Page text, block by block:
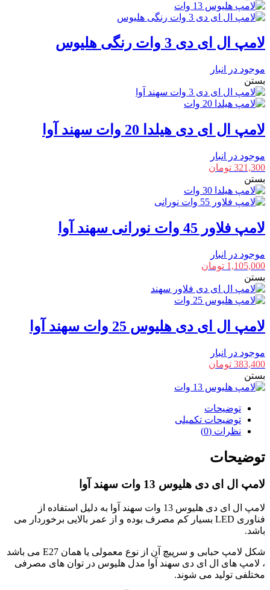
لامپ ال ای دی 3 وات رنگی هلیوس
موجود در انبار
بستن
لامپ ال ای دی هیلدا 20 وات سهند آوا
موجود در انبار
321,300 تومان
بستن
لامپ فلاور 45 وات نورانی سهند آوا
موجود در انبار
1,105,000 تومان
بستن
لامپ ال ای دی هلیوس 25 وات سهند آوا
موجود در انبار
383,400 تومان
بستن
توضیحات
توضیحات تکمیلی
نظرات (0)
توضیحات
لامپ ال ای دی هلیوس 13 وات سهند آوا
لامپ ال ای دی هلیوس 13 وات سهند آوا به دلیل استفاده از
فناوری LED بسیار کم مصرف بوده و از عمر بالایی برخوردار می
باشد.
شکل لامپ حبابی و سرپیچ آن از نوع معمولی یا همان E27 می باشد
، لامپ های ال ای دی سهند آوا مدل هلیوس در توان های مصرفی
مختلفی تولید می شوند.